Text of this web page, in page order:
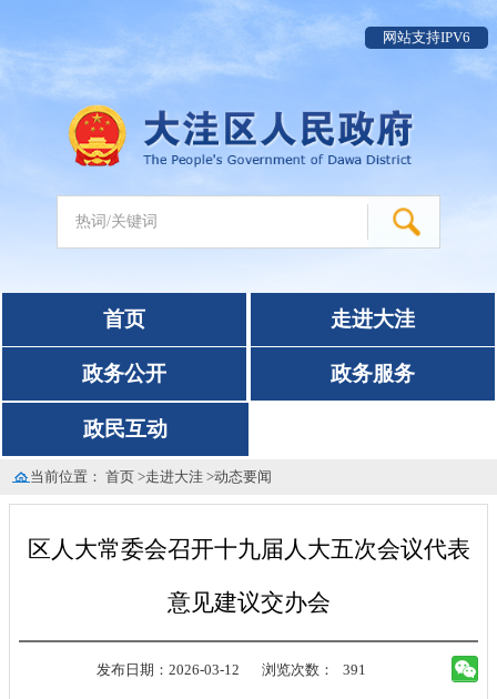
网站支持IPV6
首页 走进大洼
政务公开 政务服务
政民互动
当前位置：首页 >走进大洼 >动态要闻
区人大常委会召开十九届人大五次会议代表
意见建议交办会
发布日期：2026-03-12 浏览次数： 391